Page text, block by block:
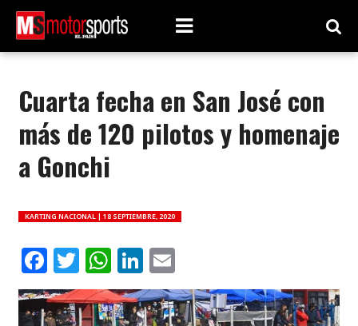
Cuarta fecha en San José con
más de 120 pilotos y homenaje
a Gonchi
KARTING NACIONAL | 18 SEPTIEMBRE, 2020
Facebook
Twitter
WhatsApp
LinkedIn
Email